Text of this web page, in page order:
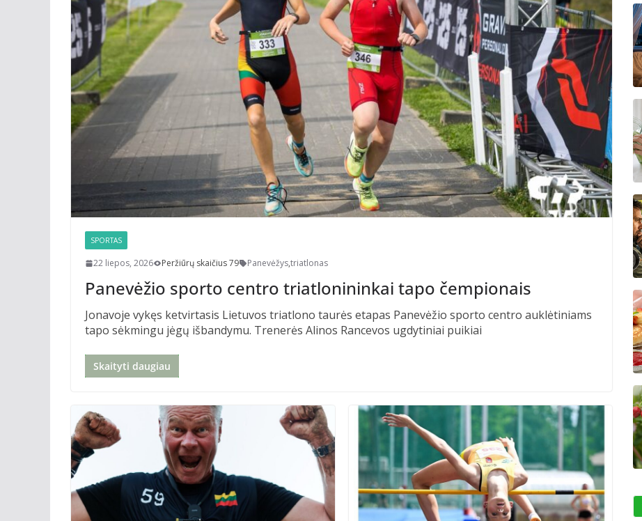
SPORTAS
22 liepos, 2026 Peržiūrų skaičius 79 Panevėžys,triatlonas
Panevėžio sporto centro triatlonininkai tapo čempionais
Jonavoje vykęs ketvirtasis Lietuvos triatlono taurės etapas Panevėžio sporto centro auklėtiniams
tapo sėkmingu jėgų išbandymu. Trenerės Alinos Rancevos ugdytiniai puikiai
Skaityti daugiau